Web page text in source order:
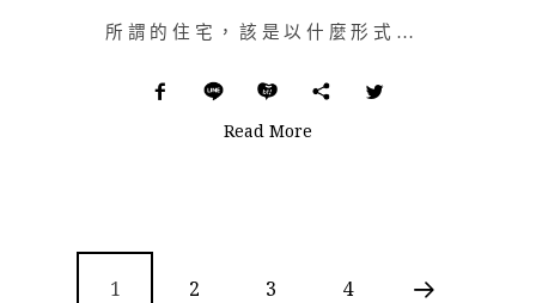
所謂的住宅，該是以什麼形式呈現？科比意（Le Corbusier）從家庭哲學發展出垂直花園城市；萊特…
Read More
1 2 3 4